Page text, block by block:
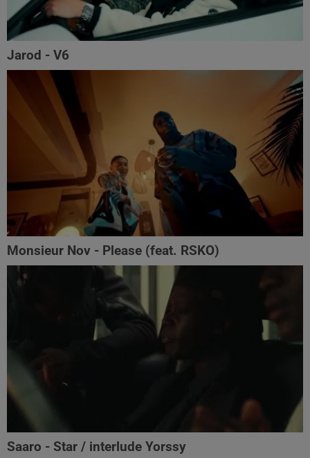
Jarod - V6
Monsieur Nov‬ - Please (feat. RSKO)
Saaro - Star / interlude Yorssy